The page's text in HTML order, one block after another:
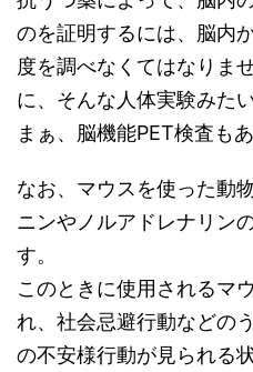
のを証明するには、脳内
度を調べなくてはなりま
に、そんな人体実験みた
まぁ、脳機能PET検査も
なお、マウスを使った動
ニンやノルアドレナリン
す。
このときに使用されるマ
れ、社会忌避行動などの
の不安様行動が見られる